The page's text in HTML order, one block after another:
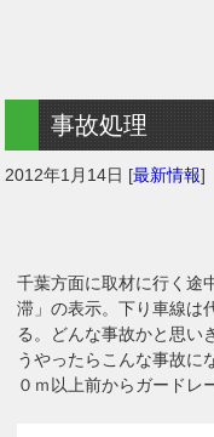
事故処理
2012年1月14日 [最新情報]
千葉方面に取材に行く途
滞」の表示。下り車線は
る。どんな事故かと思い
うやったらこんな事故に
０ｍ以上前からガードレ